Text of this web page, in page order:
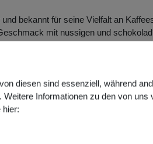
bekannt für seine Vielfalt an
mit nussigen und
Kaffeebohnen
bietet eine beeindruckende Auswahl
Aromen von Beeren,
diesen sind essenziell, während
Informationen zu den von uns
hier: